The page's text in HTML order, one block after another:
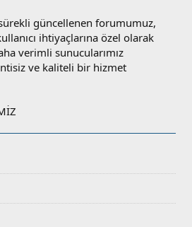
güncellenen forumumuz,
ihtiyaçlarına özel olarak
verimli sunucularımız
ve kaliteli bir hizmet